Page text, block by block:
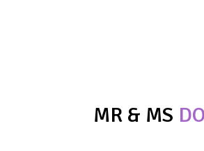
MR & MS